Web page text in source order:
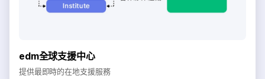
edm全球支援中心
提供最即時的在地支援服務